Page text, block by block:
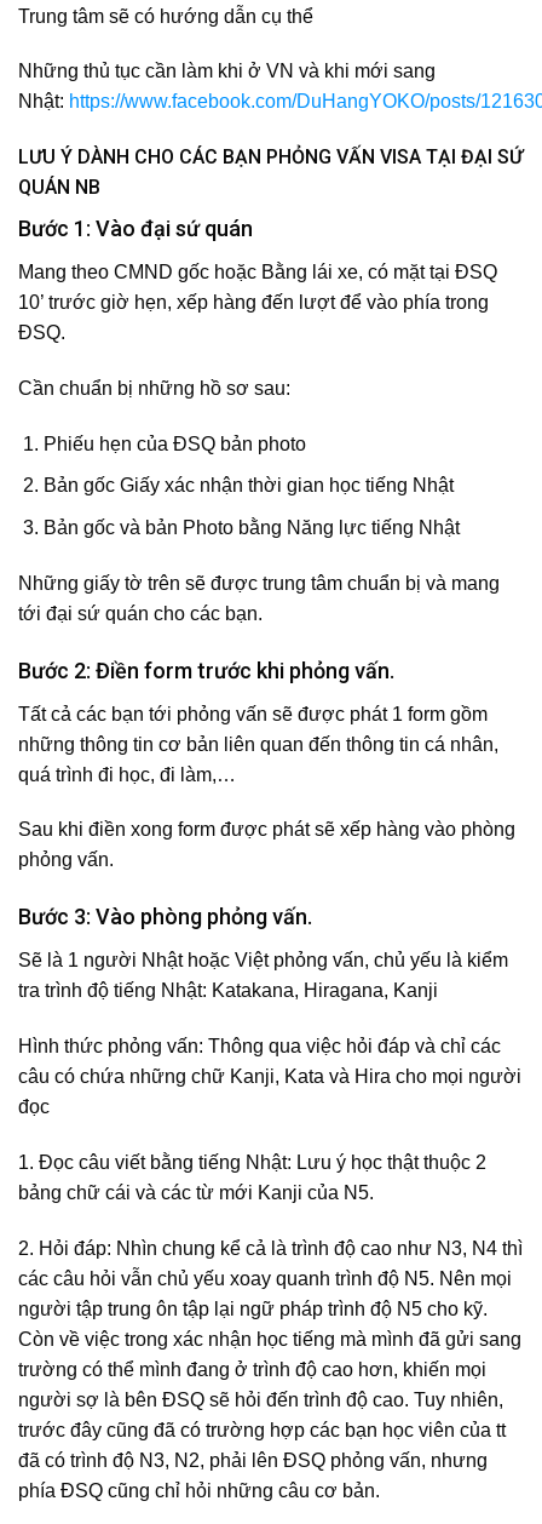
Trung tâm sẽ có hướng dẫn cụ thể
Những thủ tục cần làm khi ở VN và khi mới sang
Nhật: https://www.facebook.com/DuHangYOKO/posts/
LƯU Ý DÀNH CHO CÁC BẠN PHỎNG VẤN VISA TẠI ĐẠI SỨ
QUÁN NB
Bước 1: Vào đại sứ quán
Mang theo CMND gốc hoặc Bằng lái xe, có mặt tại ĐSQ
10’ trước giờ hẹn, xếp hàng đến lượt để vào phía trong
ĐSQ.
Cần chuẩn bị những hồ sơ sau:
Phiếu hẹn của ĐSQ bản photo
Bản gốc Giấy xác nhận thời gian học tiếng Nhật
Bản gốc và bản Photo bằng Năng lực tiếng Nhật
Những giấy tờ trên sẽ được trung tâm chuẩn bị và mang
tới đại sứ quán cho các bạn.
Bước 2: Điền form trước khi phỏng vấn.
Tất cả các bạn tới phỏng vấn sẽ được phát 1 form gồm
những thông tin cơ bản liên quan đến thông tin cá nhân,
quá trình đi học, đi làm,…
Sau khi điền xong form được phát sẽ xếp hàng vào phòng
phỏng vấn.
Bước 3: Vào phòng phỏng vấn.
Sẽ là 1 người Nhật hoặc Việt phỏng vấn, chủ yếu là kiểm
tra trình độ tiếng Nhật: Katakana, Hiragana, Kanji
Hình thức phỏng vấn: Thông qua việc hỏi đáp và chỉ các
câu có chứa những chữ Kanji, Kata và Hira cho mọi người
đọc
1. Đọc câu viết bằng tiếng Nhật: Lưu ý học thật thuộc 2
bảng chữ cái và các từ mới Kanji của N5.
2. Hỏi đáp: Nhìn chung kể cả là trình độ cao như N3, N4 thì
các câu hỏi vẫn chủ yếu xoay quanh trình độ N5. Nên mọi
người tập trung ôn tập lại ngữ pháp trình độ N5 cho kỹ.
Còn về việc trong xác nhận học tiếng mà mình đã gửi sang
trường có thể mình đang ở trình độ cao hơn, khiến mọi
người sợ là bên ĐSQ sẽ hỏi đến trình độ cao. Tuy nhiên,
trước đây cũng đã có trường hợp các bạn học viên của tt
đã có trình độ N3, N2, phải lên ĐSQ phỏng vấn, nhưng
phía ĐSQ cũng chỉ hỏi những câu cơ bản.